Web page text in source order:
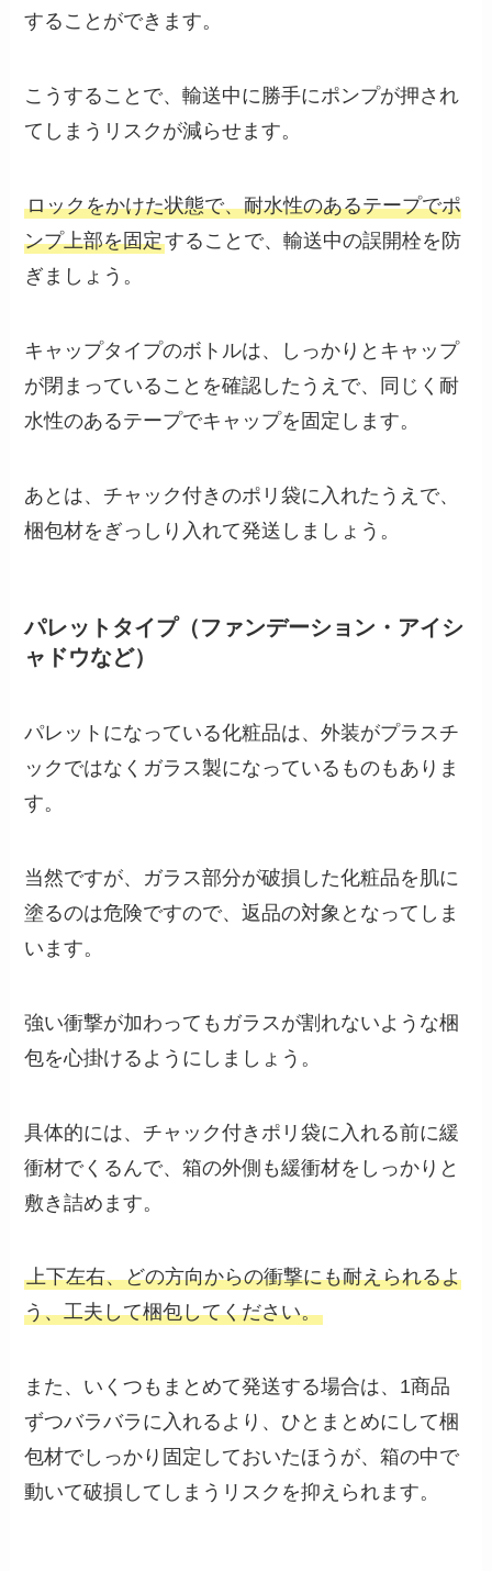
することができます。
こうすることで、輸送中に勝手にポンプが押され
てしまうリスクが減らせます。
ロックをかけた状態で、耐水性のあるテープでポ
ンプ上部を固定することで、輸送中の誤開栓を防
ぎましょう。
キャップタイプのボトルは、しっかりとキャップ
が閉まっていることを確認したうえで、同じく耐
水性のあるテープでキャップを固定します。
あとは、チャック付きのポリ袋に入れたうえで、
梱包材をぎっしり入れて発送しましょう。
パレットタイプ（ファンデーション・アイシ
ャドウなど）
パレットになっている化粧品は、外装がプラスチ
ックではなくガラス製になっているものもありま
す。
当然ですが、ガラス部分が破損した化粧品を肌に
塗るのは危険ですので、返品の対象となってしま
います。
強い衝撃が加わってもガラスが割れないような梱
包を心掛けるようにしましょう。
具体的には、チャック付きポリ袋に入れる前に緩
衝材でくるんで、箱の外側も緩衝材をしっかりと
敷き詰めます。
上下左右、どの方向からの衝撃にも耐えられるよ
う、工夫して梱包してください。
また、いくつもまとめて発送する場合は、1商品
ずつバラバラに入れるより、ひとまとめにして梱
包材でしっかり固定しておいたほうが、箱の中で
動いて破損してしまうリスクを抑えられます。